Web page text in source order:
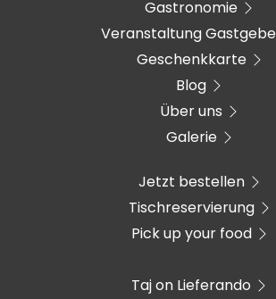
Gastronomie
Veranstaltung
Geschenkkarte
Blog
Über uns
Galerie
Jetzt bestellen
Tischreservierung
Pick up your food
Taj on Lieferando